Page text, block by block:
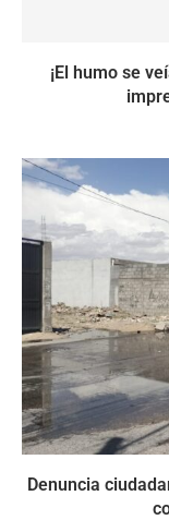
¡El humo se
Denuncia